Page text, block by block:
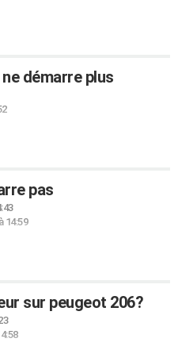
démarre plus
pas
14:59
sur peugeot 206?